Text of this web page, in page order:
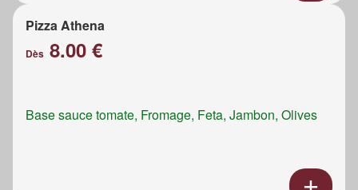
Pizza Athena
Dès 8.00 €
Base sauce tomate, Fromage, Feta, Jambon, Olives